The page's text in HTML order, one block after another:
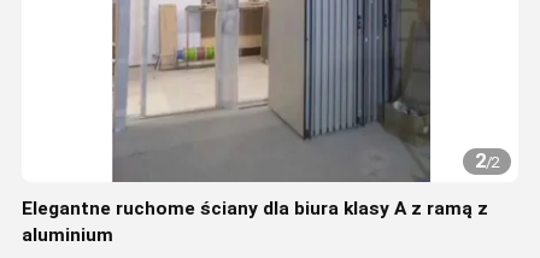
2/2
Elegantne ruchome ściany dla biura klasy A z ramą z
aluminium